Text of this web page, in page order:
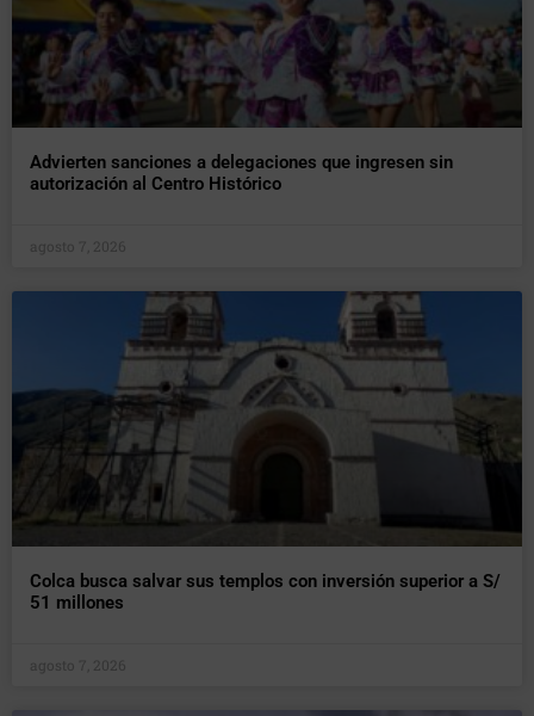
Advierten sanciones a delegaciones que ingresen sin
autorización al Centro Histórico
agosto 7, 2026
Colca busca salvar sus templos con inversión superior a S/
51 millones
agosto 7, 2026